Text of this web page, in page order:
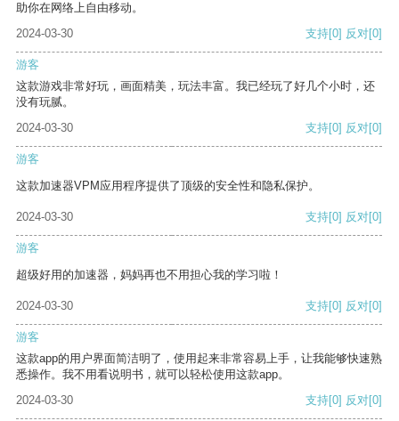
助你在网络上自由移动。
2024-03-30
支持[0] 反对[0]
游客
这款游戏非常好玩，画面精美，玩法丰富。我已经玩了好几个小时，还
没有玩腻。
2024-03-30
支持[0] 反对[0]
游客
这款加速器VPM应用程序提供了顶级的安全性和隐私保护。
2024-03-30 支持[0] 反对[0]
游客
超级好用的加速器，妈妈再也不用担心我的学习啦！
2024-03-30 支持[0] 反对[0]
游客
这款app的用户界面简洁明了，使用起来非常容易上手，让我能够快速熟
悉操作。我不用看说明书，就可以轻松使用这款app。
2024-03-30
支持[0] 反对[0]